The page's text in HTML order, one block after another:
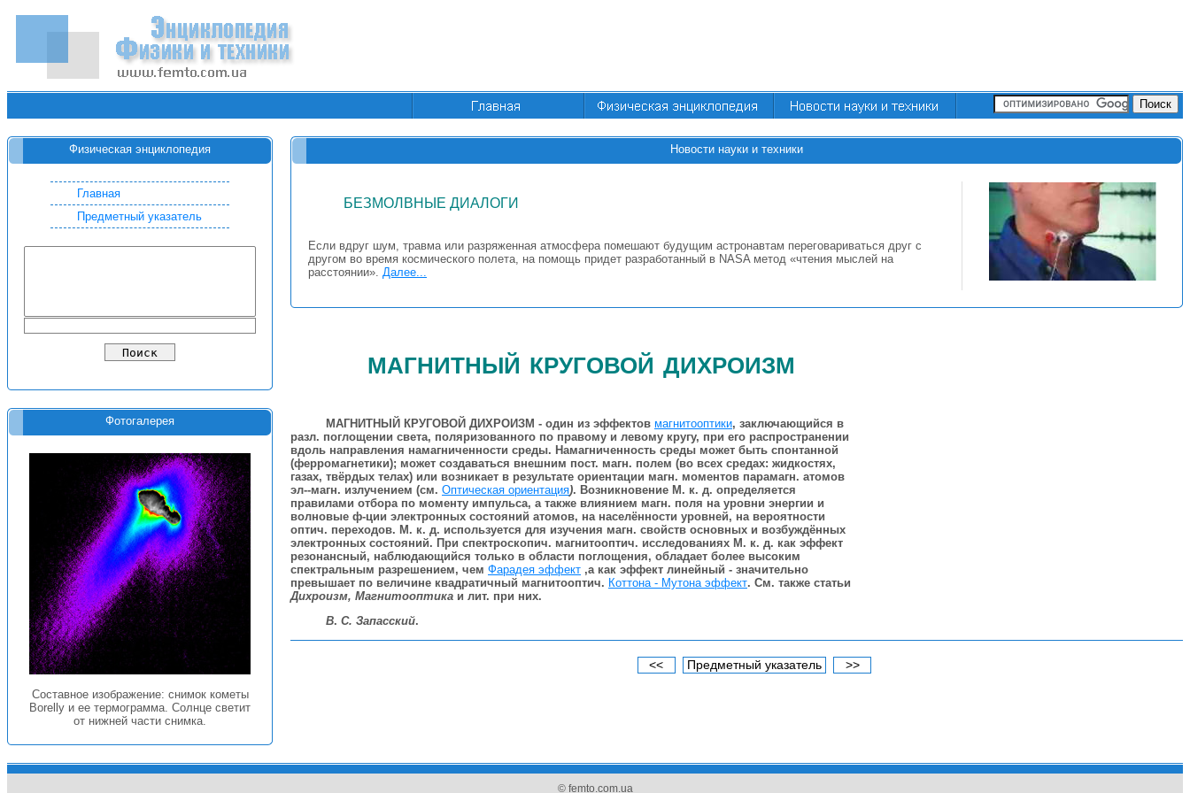
Физическая энциклопедия
Главная
Предметный указатель
Фотогалерея
Составное изображение: снимок кометы
Borelly и ее термограмма. Солнце светит
от нижней части снимка.
Новости науки и техники
БЕЗМОЛВНЫЕ ДИАЛОГИ
Если вдруг шум, травма или разряженная атмосфера помешают будущим астронавтам переговариваться друг с
другом во время космического полета, на помощь придет разработанный в NASA метод «чтения мыслей на
расстоянии». Далее...
магнитный круговой дихроизм
МАГНИТНЫЙ КРУГОВОЙ ДИХРОИЗМ - один из эффектов магнитооптики, заключающийся в
разл. поглощении света, поляризованного по правому и левому кругу, при его распространении
вдоль направления намагниченности среды. Намагниченность среды может быть спонтанной
(ферромагнетики); может создаваться внешним пост. магн. полем (во всех средах: жидкостях,
газах, твёрдых телах) или возникает в результате ориентации магн. моментов парамагн. атомов
эл--магн. излучением (см. Оптическая ориентация). Возникновение М. к. д. определяется
правилами отбора по моменту импульса, а также влиянием магн. поля на уровни энергии и
волновые ф-ции электронных состояний атомов, на населённости уровней, на вероятности
оптич. переходов. М. к. д. используется для изучения магн. свойств основных и возбуждённых
электронных состояний. При спектроскопич. магнитооптич. исследованиях М. к. д. как эффект
резонансный, наблюдающийся только в области поглощения, обладает более высоким
спектральным разрешением, чем Фарадея эффект ,а как эффект линейный - значительно
превышает по величине квадратичный магнитооптич. Коттона - Мутона эффект. См. также статьи
Дихроизм, Магнитооптика и лит. при них.
В. С. Запасский.
<< Предметный указатель >>
© femto.com.ua